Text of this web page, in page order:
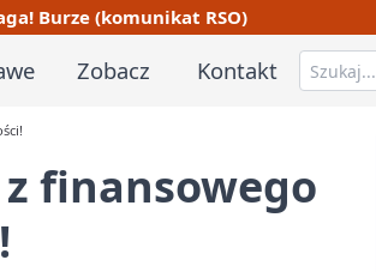
Burze (komunikat RSO)
Zobacz Kontakt
finansowego